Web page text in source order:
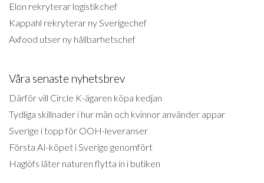
Elon rekryterar logistikchef
Kappahl rekryterar ny Sverigechef
Axfood utser ny hållbarhetschef
Våra senaste nyhetsbrev
Därför vill Circle K-ägaren köpa kedjan
Tydliga skillnader i hur män och kvinnor använder appar
Sverige i topp för OOH-leveranser
Första AI-köpet i Sverige genomfört
Haglöfs låter naturen flytta in i butiken